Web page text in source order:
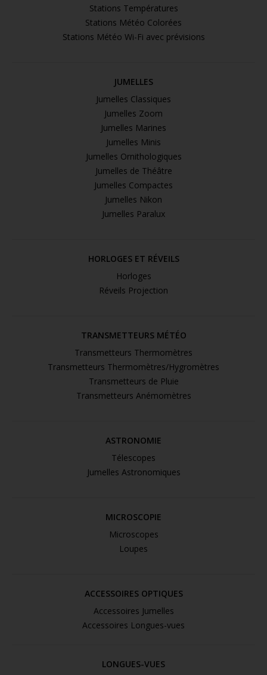
Stations Températures
Stations Météo Colorées
Stations Météo Wi-Fi avec prévisions
JUMELLES
Jumelles Classiques
Jumelles Zoom
Jumelles Marines
Jumelles Minis
Jumelles Ornithologiques
Jumelles de Théâtre
Jumelles Compactes
Jumelles Nikon
Jumelles Paralux
HORLOGES ET RÉVEILS
Horloges
Réveils Projection
TRANSMETTEURS MÉTÉO
Transmetteurs Thermomètres
Transmetteurs Thermomètres/Hygromètres
Transmetteurs de Pluie
Transmetteurs Anémomètres
ASTRONOMIE
Télescopes
Jumelles Astronomiques
MICROSCOPIE
Microscopes
Loupes
ACCESSOIRES OPTIQUES
Accessoires Jumelles
Accessoires Longues-vues
LONGUES-VUES